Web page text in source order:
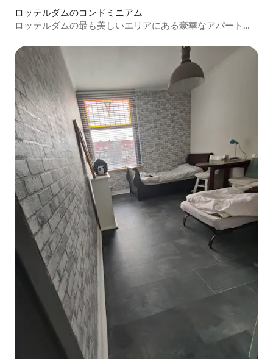
ロッテルダムのコンドミニアム
ロッテルダムの最も美しいエリアにある豪華なアパートメ